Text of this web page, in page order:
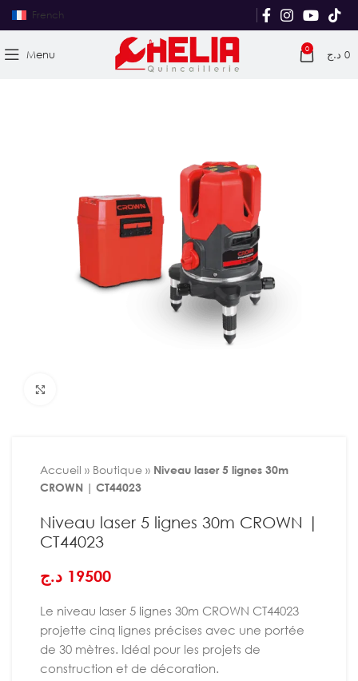
French
Menu 0 0 د.ج
Accueil » Boutique » Niveau laser 5 lignes 30m
CROWN | CT44023
Niveau laser 5 lignes 30m CROWN |
CT44023
19500 د.ج
Le niveau laser 5 lignes 30m CROWN CT44023
projette cinq lignes précises avec une portée
de 30 mètres. Idéal pour les projets de
construction et de décoration.